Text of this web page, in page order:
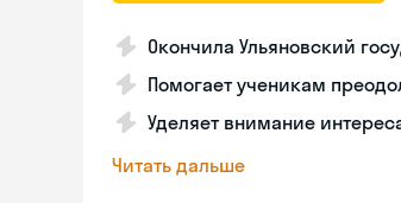
Окончила Ульяновский
Помогает ученикам
Уделяет внимание
Читать дальше